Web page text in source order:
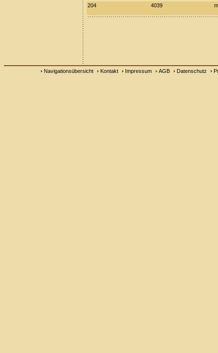
204 4039
Navigationsübersicht Kontakt Impressum AGB Datenschutz